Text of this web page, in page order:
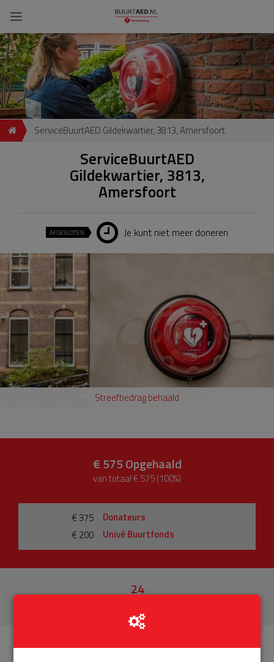
ServiceBuurtAED Gildekwartier, 3813, Amersfoort
ServiceBuurtAED
Gildekwartier, 3813,
Amersfoort
AFGESLOTEN Je kunt niet meer doneren
Streefbedrag behaald
€ 575Opgehaald
van totaal € 575 (100%)
€ 375
Donateurs
€ 200
Univé Buurtfonds
24